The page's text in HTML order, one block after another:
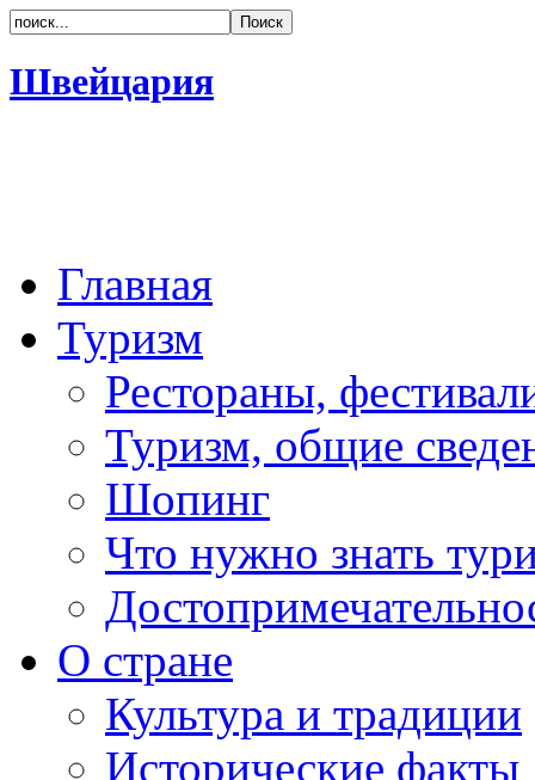
Швейцария
Главная
Туризм
Рестораны,
Туризм, общие
Шопинг
Что нужно знать
О стране
Культура и традиции
Исторические факты